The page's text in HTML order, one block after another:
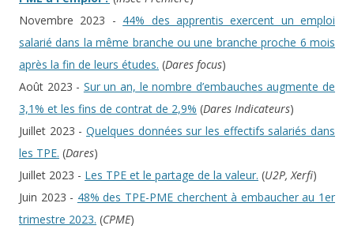
Novembre 2023 - 44% des apprentis exercent un emploi
salarié dans la même branche ou une branche proche 6 mois
après la fin de leurs études. (Dares focus)
Août 2023 - Sur un an, le nombre d’embauches augmente de
3,1% et les fins de contrat de 2,9% (Dares Indicateurs)
Juillet 2023 - Quelques données sur les effectifs salariés dans
les TPE. (Dares)
Juillet 2023 - Les TPE et le partage de la valeur. (U2P, Xerfi)
Juin 2023 - 48% des TPE-PME cherchent à embaucher au 1er
trimestre 2023. (CPME)